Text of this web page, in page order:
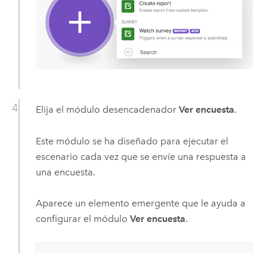
Elija el módulo desencadenador Ver encuesta.
Este módulo se ha diseñado para ejecutar el
escenario cada vez que se envíe una respuesta a
una encuesta.
Aparece un elemento emergente que le ayuda a
configurar el módulo Ver encuesta.